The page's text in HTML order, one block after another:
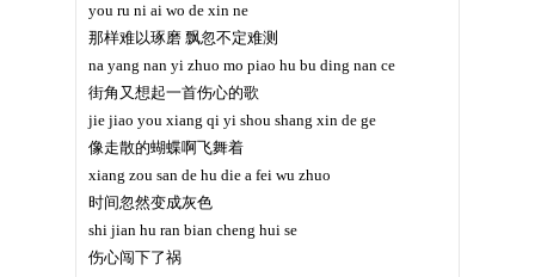
you ru ni ai wo de xin ne
那样难以琢磨 飘忽不定难测
na yang nan yi zhuo mo piao hu bu ding nan ce
街角又想起一首伤心的歌
jie jiao you xiang qi yi shou shang xin de ge
像走散的蝴蝶啊飞舞着
xiang zou san de hu die a fei wu zhuo
时间忽然变成灰色
shi jian hu ran bian cheng hui se
伤心闯下了祸